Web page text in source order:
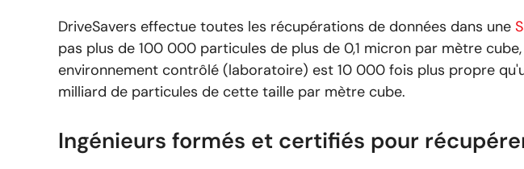
DriveSavers effectue toutes les récupérations de données dans une
pas plus de 100 000 particules de plus de 0,1 micron par mètre
environnement contrôlé (laboratoire) est 10 000 fois plus propre
milliard de particules de cette taille par mètre cube.
Ingénieurs formés et certifiés pour